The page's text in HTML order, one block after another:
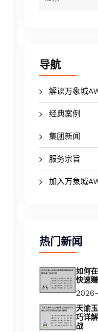
导航
解读万象城
经典案例
集团新闻
服务宗旨
加入万象城
热门新闻
如何
快速
天谕
巧详
战